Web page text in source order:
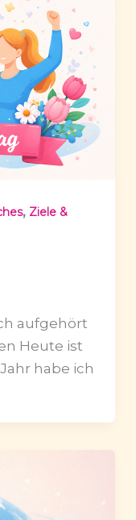
, Ziele &
aufgehört
Heute ist
habe ich